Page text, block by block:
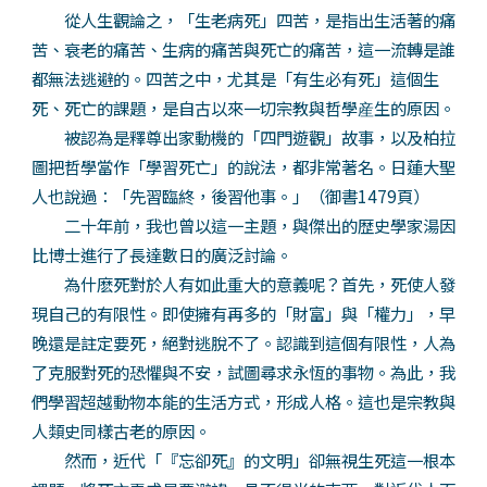
從人生觀論之，「生老病死」四苦，是指出生活著的痛
苦、衰老的痛苦、生病的痛苦與死亡的痛苦，這一流轉是誰
都無法逃避的。四苦之中，尤其是「有生必有死」這個生
死、死亡的課題，是自古以來一切宗教與哲學産生的原因。
被認為是釋尊出家動機的「四門遊觀」故事，以及柏拉
圖把哲學當作「學習死亡」的說法，都非常著名。日蓮大聖
人也說過：「先習臨終，後習他事。」（御書1479頁）
二十年前，我也曾以這一主題，與傑出的歴史學家湯因
比博士進行了長達數日的廣泛討論。
為什麽死對於人有如此重大的意義呢？首先，死使人發
現自己的有限性。即使擁有再多的「財富」與「權力」，早
晚還是註定要死，絕對逃脫不了。認識到這個有限性，人為
了克服對死的恐懼與不安，試圖尋求永恆的事物。為此，我
們學習超越動物本能的生活方式，形成人格。這也是宗教與
人類史同樣古老的原因。
然而，近代「『忘卻死』的文明」卻無視生死這一根本